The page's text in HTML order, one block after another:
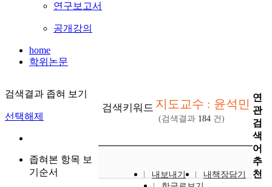
연구보고서
공개강의
home
학위논문
검색결과 좁혀 보기
선택해제
좁혀본 항목 보
기순서
검색키워드 지도교수 : 윤석민
(검색결과 184 건)
내보내기
내책장담기
연
관
검
색
어
추
천